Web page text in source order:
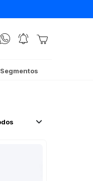
Segmentos